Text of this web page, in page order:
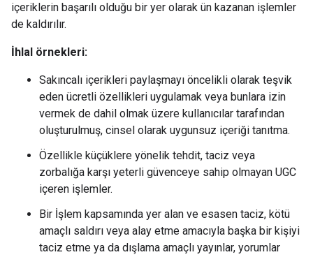
içeriklerin başarılı olduğu bir yer olarak ün kazanan işlemler
de kaldırılır.
İhlal örnekleri:
Sakıncalı içerikleri paylaşmayı öncelikli olarak teşvik
eden ücretli özellikleri uygulamak veya bunlara izin
vermek de dahil olmak üzere kullanıcılar tarafından
oluşturulmuş, cinsel olarak uygunsuz içeriği tanıtma.
Özellikle küçüklere yönelik tehdit, taciz veya
zorbalığa karşı yeterli güvenceye sahip olmayan UGC
içeren işlemler.
Bir İşlem kapsamında yer alan ve esasen taciz, kötü
amaçlı saldırı veya alay etme amacıyla başka bir kişiyi
taciz etme ya da dışlama amaçlı yayınlar, yorumlar